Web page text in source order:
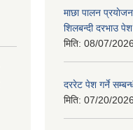
माछा पालन
शिलबन्दी दरभाउ
मिति: 08/07/
दररेट पेश गर्ने
मिति: 07/20/